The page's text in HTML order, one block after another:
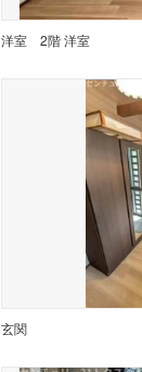
洋室 2階 洋室
玄関